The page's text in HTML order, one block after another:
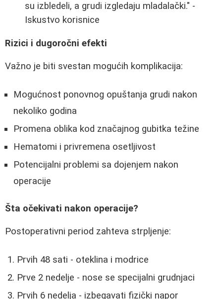
su izbledeli, a grudi izgledaju mladalački." -
Iskustvo korisnice
Rizici i dugoročni efekti
Važno je biti svestan mogućih komplikacija:
Mogućnost ponovnog opuštanja grudi nakon
nekoliko godina
Promena oblika kod značajnog gubitka težine
Hematomi i privremena osetljivost
Potencijalni problemi sa dojenjem nakon
operacije
Šta očekivati nakon operacije?
Postoperativni period zahteva strpljenje:
Prvih 48 sati - oteklina i modrice
Prve 2 nedelje - nose se specijalni grudnjaci
Prvih 6 nedelja - izbegavati fizički napor